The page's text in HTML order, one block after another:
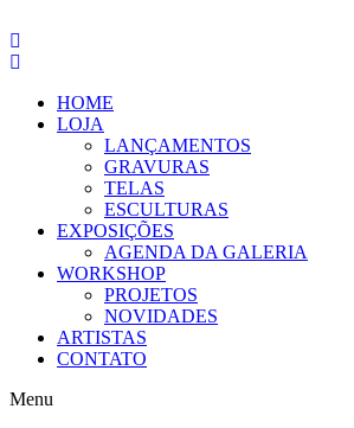
para
o
HOME
LOJA
LANÇAMENTOS
GRAVURAS
TELAS
ESCULTURAS
EXPOSIÇÕES
AGENDA DA GALERIA
WORKSHOP
PROJETOS
NOVIDADES
ARTISTAS
CONTATO
Menu